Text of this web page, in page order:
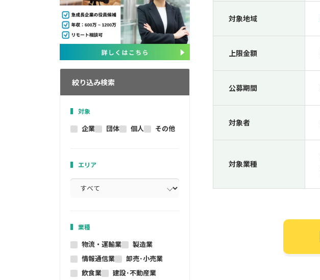
絞り込み検索
対象
企業 団体 個人 その他
エリア
業種
物流・運輸業
製造業
情報通信業
卸売･小売業
飲食業
建設･不動産業
対象地域
上限金額
公募期間
対象者
対象業種